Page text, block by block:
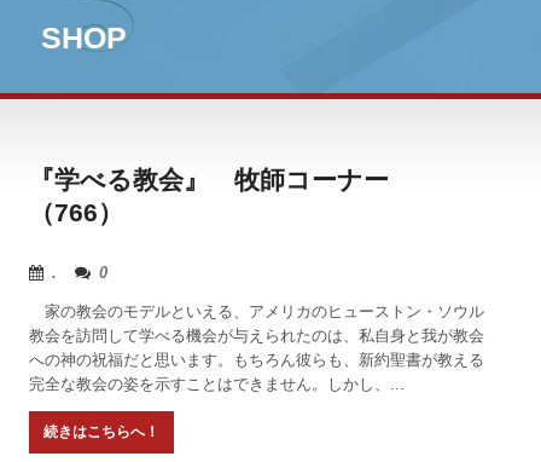
SHOP
『学べる教会』 牧師コーナー
（766）
. 0
家の教会のモデルといえる、アメリカのヒューストン・ソウル
教会を訪問して学べる機会が与えられたのは、私自身と我が教会
への神の祝福だと思います。もちろん彼らも、新約聖書が教える
完全な教会の姿を示すことはできません。しかし、...